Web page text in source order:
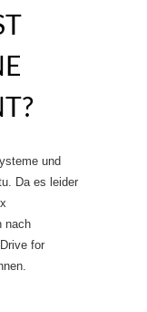
und
Da es leider
nach
for